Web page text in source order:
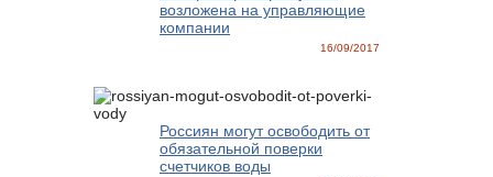
возложена на управляющие
компании
16/09/2017
Россиян могут освободить от
обязательной поверки
счетчиков воды